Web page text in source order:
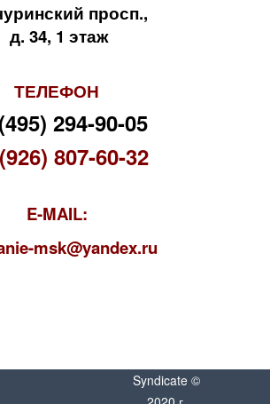
просп.,
д. 34, 1 этаж
ТЕЛЕФОН
294-90-05
807-60-32
E-MAIL:
msk@yandex.ru
Syndicate ©